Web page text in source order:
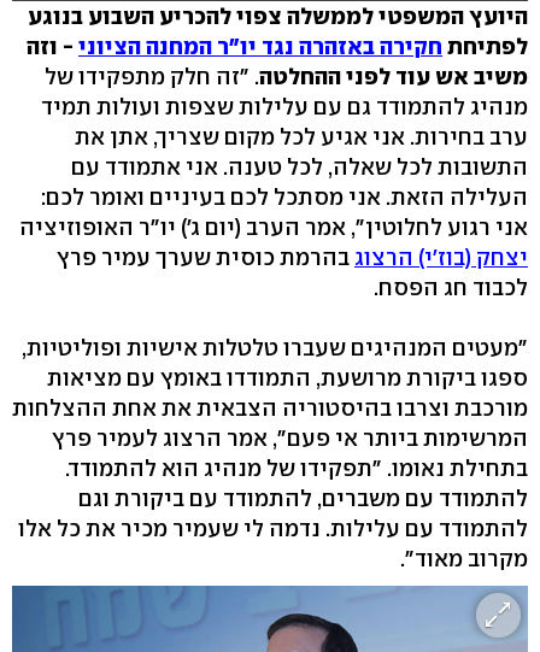
היועץ המשפטי לממשלה צפוי להכריע השבוע בנוגע
לפתיחת חקירה באזהרה נגד יו"ר המחנה הציוני - וזה
משיב אש עוד לפני ההחלטה. "זה חלק מתפקידו של
מנהיג להתמודד גם עם עלילות שצפות ועולות תמיד
ערב בחירות. אני אגיע לכל מקום שצריך, אתן את
התשובות לכל שאלה, לכל טענה. אני אתמודד עם
העלילה הזאת. אני מסתכל לכם בעיניים ואומר לכם:
אני רגוע לחלוטין", אמר הערב (יום ג') יו"ר האופוזיציה
יצחק (בוז'י) הרצוג בהרמת כוסית שערך עמיר פרץ
לכבוד חג הפסח.
"מעטים המנהיגים שעברו טלטלות אישיות ופוליטיות,
ספגו ביקורת מרושעת, התמודדו באומץ עם מציאות
מורכבת וצרבו בהיסטוריה הצבאית את אחת ההצלחות
המרשימות ביותר אי פעם", אמר הרצוג לעמיר פרץ
בתחילת נאומו. "תפקידו של מנהיג הוא להתמודד.
להתמודד עם משברים, להתמודד עם ביקורת וגם
להתמודד עם עלילות. נדמה לי שעמיר מכיר את כל אלו
מקרוב מאוד".